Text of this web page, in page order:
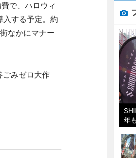
で、ハロウィ
入する予定。約
なかにマナー
みゼロ大作
年